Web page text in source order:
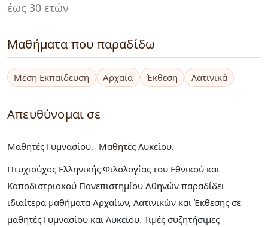
έως 30 ετών
Μαθήματα που παραδίδω
Μέση Εκπαίδευση Αρχαία Έκθεση Λατινικά
Απευθύνομαι σε
Μαθητές Γυμνασίου
Μαθητές Λυκείου
Πτυχιούχος Ελληνικής Φιλολογίας του Εθνικού και
Καποδιστριακού Πανεπιστημίου Αθηνών παραδίδει
ιδιαίτερα μαθήματα Αρχαίων, Λατινικών και Έκθεσης σε
μαθητές Γυμνασίου και Λυκείου. Τιμές συζητήσιμες